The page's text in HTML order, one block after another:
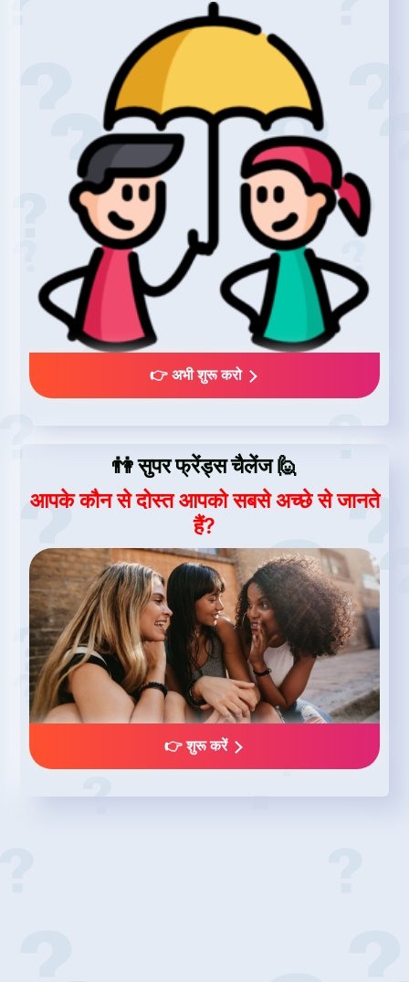
👉 अभी शुरू करो
👫 सुपर फ्रेंड्स चैलेंज 🙋
आपके कौन से दोस्त आपको सबसे अच्छे से जानते
हैं?
👉 शुरू करें